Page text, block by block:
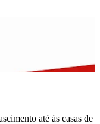
até às casas de